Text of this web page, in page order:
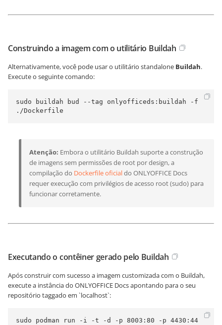
Construindo a imagem com o utilitário Buildah
Alternativamente, você pode usar o utilitário standalone Buildah.
Execute o seguinte comando:
sudo buildah bud --tag onlyofficeds:buildah -f
./Dockerfile
Atenção: Embora o utilitário Buildah suporte a construção
de imagens sem permissões de root por design, a
compilação do Dockerfile oficialdo ONLYOFFICE Docs
requer execução com privilégios de acesso root (sudo) para
funcionar corretamente.
Executando o contêiner gerado pelo Buildah
Após construir com sucesso a imagem customizada com o Buildah,
execute a instância do ONLYOFFICE Docs apontando para o seu
repositório taggado em `localhost`:
sudo podman run -i -t -d -p 8003:80 -p 4430:44